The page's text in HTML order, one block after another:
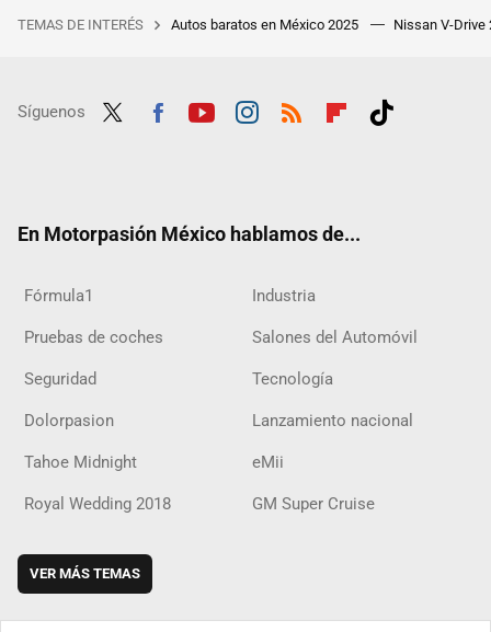
TEMAS DE INTERÉS Autos baratos en México 2025 Nissan V-Drive
Síguenos
En Motorpasión México hablamos de...
Fórmula1 Industria
Pruebas de coches Salones del Automóvil
Seguridad Tecnología
Dolorpasion Lanzamiento nacional
Tahoe Midnight eMii
Royal Wedding 2018 GM Super Cruise
VER MÁS TEMAS